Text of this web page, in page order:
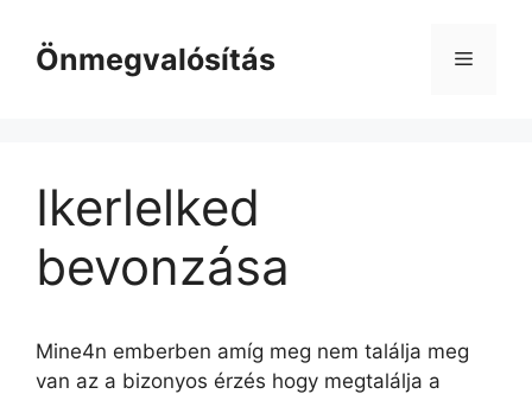
tartalomba
Önmegvalósítás Menü
Ikerlelked
bevonzása
Mine4n emberben amíg meg nem találja meg
van az a bizonyos érzés hogy megtalálja a